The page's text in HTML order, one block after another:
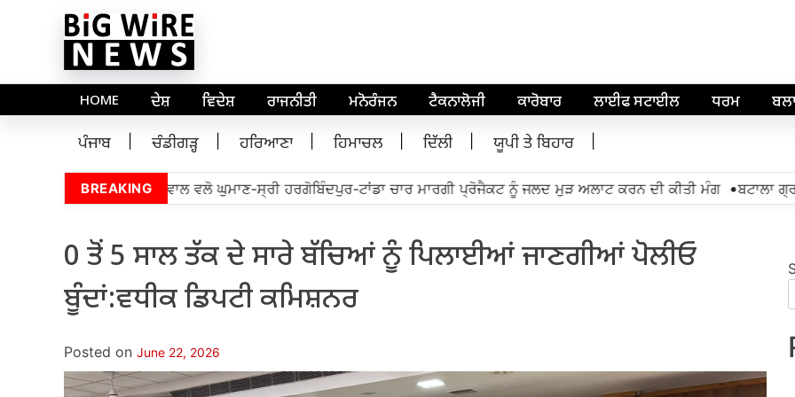
HOME ਦੇਸ਼ ਵਿਦੇਸ਼ ਰਾਜਨੀਤੀ ਮਨੋਰੰਜਨ ਟੈਕਨਾਲੋਜੀ ਕਾਰੋਬਾਰ ਲਾਈਫ ਸਟਾਈਲ ਧਰਮ
ਪੰਜਾਬ ਚੰਡੀਗੜ੍ਹ ਹਰਿਆਣਾ ਹਿਮਾਚਲ ਦਿੱਲੀ ਯੂਪੀ ਤੇ ਬਿਹਾਰ
BREAKING
ਡਾ. ਰਾਜ ਕੁਮਾਰ ਚੱਬੇਵਾਲ ਵਲੋ ਘੁਮਾਣ-ਸ੍ਰੀ ਹਰਗੋਬਿੰਦਪੁਰ-ਟਾਂਡਾ ਚਾਰ ਮਾਰਗੀ ਪ੍ਰੋਜੈਕਟ ਨੂੰ ਜਲਦ ਮੁੜ ਅਲਾਟ ਕਰਨ ਦੀ ਕੀਤੀ ਮੰਗ •ਬਟਾਲਾ ਗ੍ਰਨੇਡ
0 ਤੋਂ 5 ਸਾਲ ਤੱਕ ਦੇ ਸਾਰੇ ਬੱਚਿਆਂ ਨੂੰ ਪਿਲਾਈਆਂ ਜਾਣਗੀਆਂ ਪੋਲੀਓ
ਬੂੰਦਾਂ:ਵਧੀਕ ਡਿਪਟੀ ਕਮਿਸ਼ਨਰ
Posted on June 22, 2026